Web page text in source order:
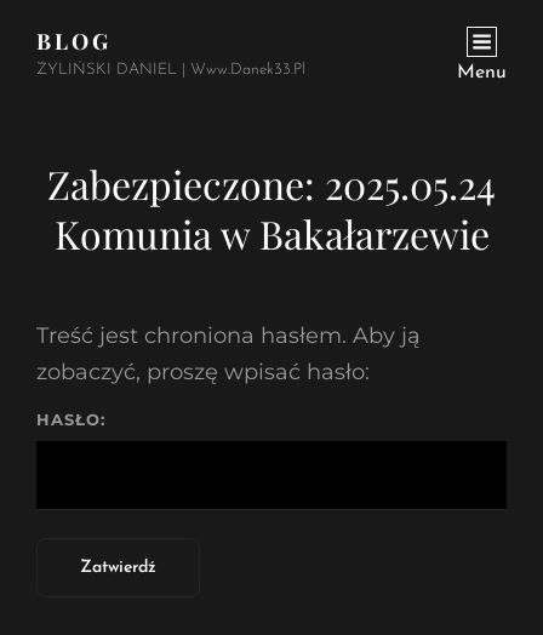
BLOG
ŻYLIŃSKI DANIEL | Www.danek33.pl Menu
Zabezpieczone: 2025.05.24
Komunia w Bakałarzewie
Treść jest chroniona hasłem. Aby ją
zobaczyć, proszę wpisać hasło:
HASŁO: